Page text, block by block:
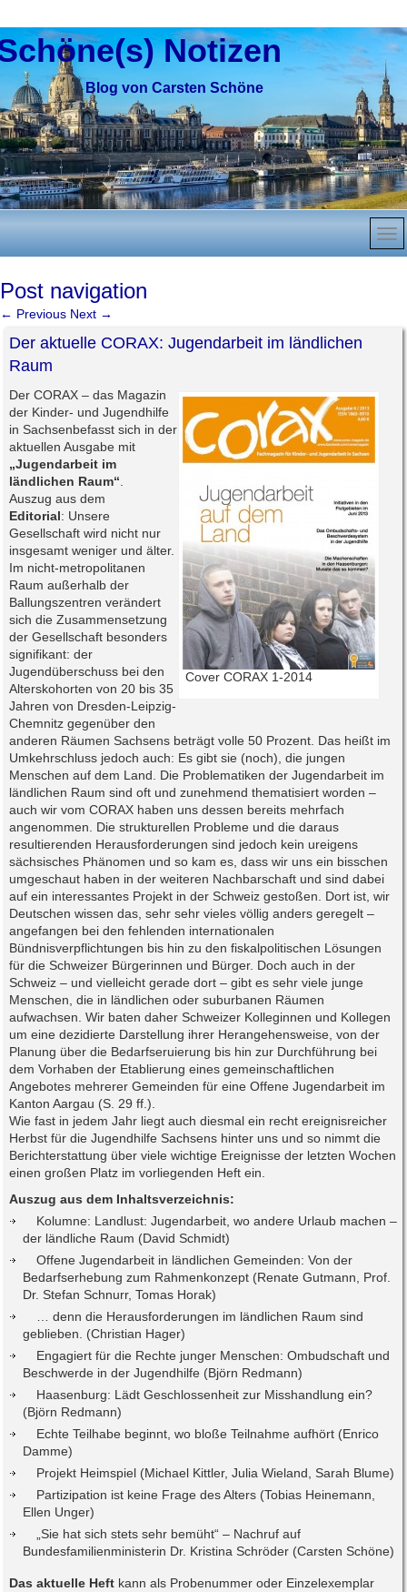
Blog von Carsten Schöne
Notizen
Post navigation
← Previous Next →
Der aktuelle CORAX: Jugendarbeit im ländlichen
Raum
Cover CORAX 1-2014
Der CORAX – das Magazin
der Kinder- und Jugendhilfe
in Sachsenbefasst sich in der
aktuellen Ausgabe mit
„Jugendarbeit im
ländlichen Raum“
Auszug aus dem
Editorial: Unsere
Gesellschaft wird nicht nur
insgesamt weniger und älter.
Im nicht-metropolitanen
Raum außerhalb der
Ballungszentren verändert
sich die Zusammensetzung
der Gesellschaft besonders
signifikant: der
Jugendüberschuss bei den
Alterskohorten von 20 bis 35
Jahren von Dresden-Leipzig-
Chemnitz gegenüber den
anderen Räumen Sachsens beträgt volle 50 Prozent. Das heißt im
Umkehrschluss jedoch auch: Es gibt sie (noch), die jungen
Menschen auf dem Land. Die Problematiken der Jugendarbeit im
ländlichen Raum sind oft und zunehmend thematisiert worden –
auch wir vom CORAX haben uns dessen bereits mehrfach
angenommen. Die strukturellen Probleme und die daraus
resultierenden Herausforderungen sind jedoch kein ureigens
sächsisches Phänomen und so kam es, dass wir uns ein bisschen
umgeschaut haben in der weiteren Nachbarschaft und sind dabei
auf ein interessantes Projekt in der Schweiz gestoßen. Dort ist, wir
Deutschen wissen das, sehr sehr vieles völlig anders geregelt –
angefangen bei den fehlenden internationalen
Bündnisverpflichtungen bis hin zu den fiskalpolitischen Lösungen
für die Schweizer Bürgerinnen und Bürger. Doch auch in der
Schweiz – und vielleicht gerade dort – gibt es sehr viele junge
Menschen, die in ländlichen oder suburbanen Räumen
aufwachsen. Wir baten daher Schweizer Kolleginnen und Kollegen
um eine dezidierte Darstellung ihrer Herangehensweise, von der
Planung über die Bedarfseruierung bis hin zur Durchführung bei
dem Vorhaben der Etablierung eines gemeinschaftlichen
Angebotes mehrerer Gemeinden für eine Offene Jugendarbeit im
Kanton Aargau (S. 29 ff.).
Wie fast in jedem Jahr liegt auch diesmal ein recht ereignisreicher
Herbst für die Jugendhilfe Sachsens hinter uns und so nimmt die
Berichterstattung über viele wichtige Ereignisse der letzten Wochen
einen großen Platz im vorliegenden Heft ein.
Auszug aus dem Inhaltsverzeichnis:
Kolumne: Landlust: Jugendarbeit, wo andere Urlaub machen –
der ländliche Raum (David Schmidt)
Offene Jugendarbeit in ländlichen Gemeinden: Von der
Bedarfserhebung zum Rahmenkonzept (Renate Gutmann, Prof.
Dr. Stefan Schnurr, Tomas Horak)
… denn die Herausforderungen im ländlichen Raum sind
geblieben. (Christian Hager)
Engagiert für die Rechte junger Menschen: Ombudschaft und
Beschwerde in der Jugendhilfe (Björn Redmann)
Haasenburg: Lädt Geschlossenheit zur Misshandlung ein?
(Björn Redmann)
Echte Teilhabe beginnt, wo bloße Teilnahme aufhört (Enrico
Damme)
Projekt Heimspiel (Michael Kittler, Julia Wieland, Sarah Blume)
Partizipation ist keine Frage des Alters (Tobias Heinemann,
Ellen Unger)
„Sie hat sich stets sehr bemüht“ – Nachruf auf
Bundesfamilienministerin Dr. Kristina Schröder (Carsten Schöne)
Das aktuelle Heft kann als Probenummer oder Einzelexemplar